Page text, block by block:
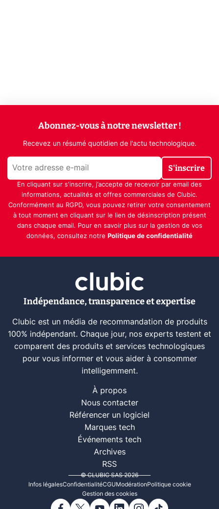
Abonnez-vous à notre newsletter !
Recevez un résumé quotidien de l'actu technologique.
S'inscrire
En cliquant sur s'inscrire, j’accepte de recevoir par email des
informations, actualités et offres commerciales de Clubic.
Conformément au RGPD, vous pouvez retirer votre consentement
à tout moment en cliquant sur le lien de désinscription présent
dans chaque email. Pour en savoir plus sur la gestion de vos
données, consultez notre Politique de confidentialité
Indépendance, transparence et expertise
Clubic est un média de recommandation de produits
100% indépendant. Chaque jour, nos experts testent et
comparent des produits et services technologiques
pour vous informer et vous aider à consommer
intelligemment.
À propos
Nous contacter
Référencer un logiciel
Marques tech
Événements tech
Archives
RSS
© CLUBIC SAS 2026
Infos légalesConfidentialitéCGUModérationPolitique cookie
Gestion des cookies